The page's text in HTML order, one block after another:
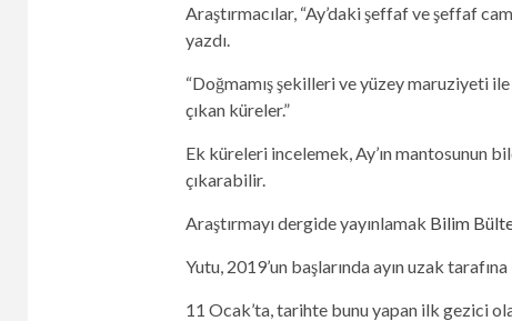
Araştırmacılar, “Ay’daki şeffaf ve şeffaf
yazdı.
“Doğmamış şekilleri ve yüzey maruziyeti
çıkan küreler.”
Ek küreleri incelemek, Ay’ın mantosunun
çıkarabilir.
Araştırmayı dergide yayınlamak Bilim
Yutu, 2019’un başlarında ayın uzak
11 Ocak’ta, tarihte bunu yapan ilk gezici